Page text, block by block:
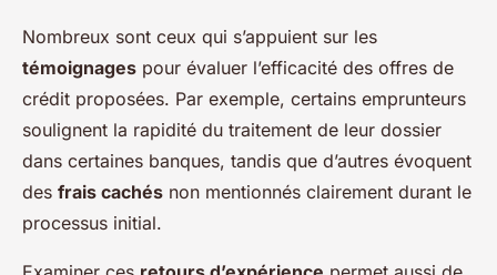
Nombreux sont ceux qui s’appuient sur les
témoignages pour évaluer l’efficacité des offres de
crédit proposées. Par exemple, certains emprunteurs
soulignent la rapidité du traitement de leur dossier
dans certaines banques, tandis que d’autres évoquent
des frais cachés non mentionnés clairement durant le
processus initial.